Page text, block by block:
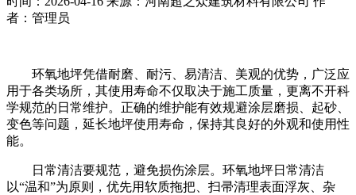
者：管理员
环氧地坪凭借耐磨、耐污、易清洁、美观的优势，广泛应
用于各类场所，其使用寿命不仅取决于施工质量，更离不开科
学规范的日常维护。正确的维护能有效规避涂层磨损、起砂、
变色等问题，延长地坪使用寿命，保持其良好的外观和使用性
能。
日常清洁要规范，避免损伤涂层。环氧地坪日常清洁
以“温和”为原则，优先用软质拖把、扫帚清理表面浮灰、杂